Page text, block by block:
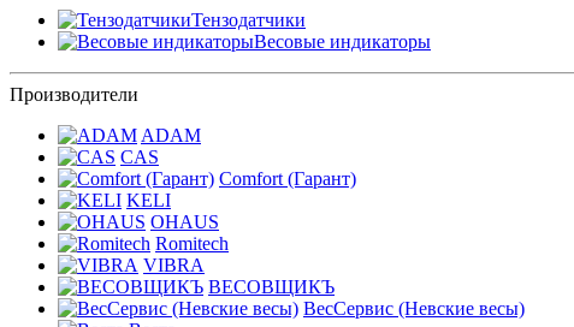
Тензодатчики
Весовые индикаторы
Производители
ADAM
CAS
Comfort (Гарант)
KELI
OHAUS
Romitech
VIBRA
ВЕСОВЩИКЪ
ВесСервис (Невские весы)